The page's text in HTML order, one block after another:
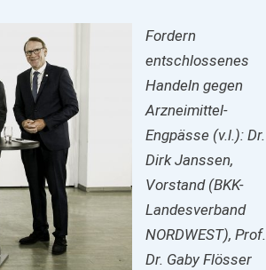
Fordern
entschlossenes
Handeln gegen
Arzneimittel-
Engpässe (v.l.): Dr.
Dirk Janssen,
Vorstand (BKK-
Landesverband
NORDWEST), Prof.
Dr. Gaby Flösser